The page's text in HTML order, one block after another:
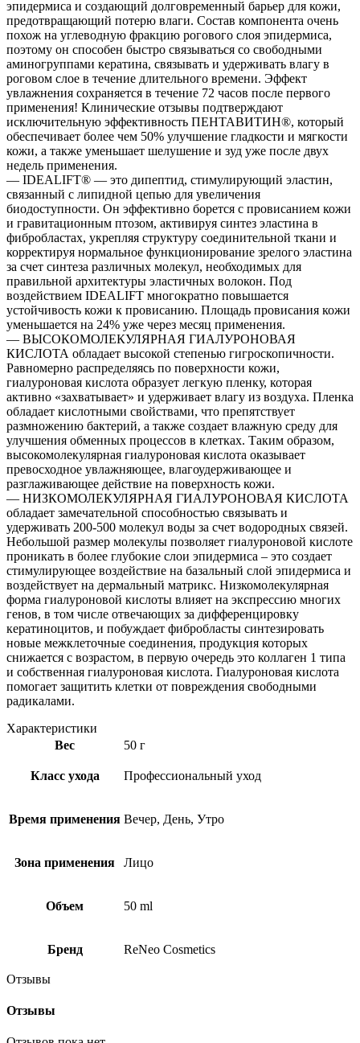
эпидермиса и создающий долговременный барьер для кожи,
предотвращающий потерю влаги. Состав компонента очень
похож на углеводную фракцию рогового слоя эпидермиса,
поэтому он способен быстро связываться со свободными
аминогруппами кератина, связывать и удерживать влагу в
роговом слое в течение длительного времени. Эффект
увлажнения сохраняется в течение 72 часов после первого
применения! Клинические отзывы подтверждают
исключительную эффективность ПЕНТАВИТИН®, который
обеспечивает более чем 50% улучшение гладкости и мягкости
кожи, а также уменьшает шелушение и зуд уже после двух
недель применения.
— IDEALIFT® — это дипептид, стимулирующий эластин,
связанный с липидной цепью для увеличения
биодоступности. Он эффективно борется с провисанием кожи
и гравитационным птозом, активируя синтез эластина в
фибробластах, укрепляя структуру соединительной ткани и
корректируя нормальное функционирование зрелого эластина
за счет синтеза различных молекул, необходимых для
правильной архитектуры эластичных волокон. Под
воздействием IDEALIFT многократно повышается
устойчивость кожи к провисанию. Площадь провисания кожи
уменьшается на 24% уже через месяц применения.
— ВЫСОКОМОЛЕКУЛЯРНАЯ ГИАЛУРОНОВАЯ
КИСЛОТА обладает высокой степенью гигроскопичности.
Равномерно распределяясь по поверхности кожи,
гиалуроновая кислота образует легкую пленку, которая
активно «захватывает» и удерживает влагу из воздуха. Пленка
обладает кислотными свойствами, что препятствует
размножению бактерий, а также создает влажную среду для
улучшения обменных процессов в клетках. Таким образом,
высокомолекулярная гиалуроновая кислота оказывает
превосходное увлажняющее, влагоудерживающее и
разглаживающее действие на поверхность кожи.
— НИЗКОМОЛЕКУЛЯРНАЯ ГИАЛУРОНОВАЯ КИСЛОТА
обладает замечательной способностью связывать и
удерживать 200-500 молекул воды за счет водородных связей.
Небольшой размер молекулы позволяет гиалуроновой кислоте
проникать в более глубокие слои эпидермиса – это создает
стимулирующее воздействие на базальный слой эпидермиса и
воздействует на дермальный матрикс. Низкомолекулярная
форма гиалуроновой кислоты влияет на экспрессию многих
генов, в том числе отвечающих за дифференцировку
кератиноцитов, и побуждает фибробласты синтезировать
новые межклеточные соединения, продукция которых
снижается с возрастом, в первую очередь это коллаген 1 типа
и собственная гиалуроновая кислота. Гиалуроновая кислота
помогает защитить клетки от повреждения свободными
радикалами.
Характеристики
Вес
50 г
Класс ухода Профессиональный уход
Время применения Вечер, День, Утро
Зона применения Лицо
Объем 50 ml
Бренд ReNeo Cosmetics
Отзывы
Отзывы